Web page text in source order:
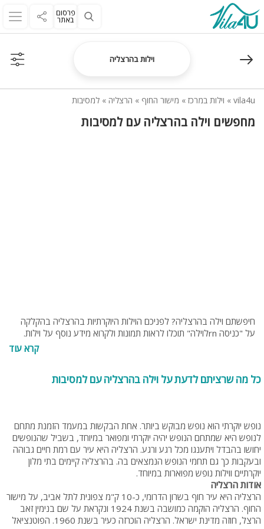
פרסום
באתר
וילות בהרצליה
vila4u
» וילות במרכז » מישור החוף » הרצליה » למסיבות
מחפשים וילה בהרצליה עם למסיבות
חיפשתם וילה בהרצליה? לפניכם הוילות היוקרתיות בהרצליה בהקלקה
על "כניסה rnלוילה" תוכלו לראות תמונות ולקרוא מידע נוסף על וילות.
בנוסף תוכלו להתייעץrn עם צוות האתר בחינם בטלפון 077-4060599
קרא עוד
כל מה שרציתם לדעת על וילה בהרצליה עם למסיבות
נופש יוקרתי הוא נופש מבוקש ביותר. אחת הבקשות במעמד הזמנת מתחם
לנופש היא שמתחם הנופש יהיה יוקרתי ומפואר במיוחד, בשביל שהנופשים
יחושו בהבדל ויתענגו מכל רגע ורגע. הרצליה היא עיר עם רמת חיים גבוהה
ובעקבות כך גם תחמי הנופש הנמצאים בה. בהרצליה קיימים בתי מלון
יוקרתיים ווילות נופש מפוארות במיוחד.
אודות הרצליה
הרצליה היא עיר חוף בשרון הדרומי, כ-10 ק"מ צפונית לתל אביב, על מישור
החוף. הרצליה הוקמה כמושבה בשנת 1924 ונקראת על שם בנימין זאב
הרצל, חוזה מדינת ישראל. הרצליה הוכרזה כעיר בשנת 1960. הפוטנציאל